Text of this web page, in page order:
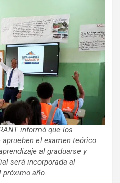
informó que los
el examen teórico
al graduarse y
será incorporada al
año.